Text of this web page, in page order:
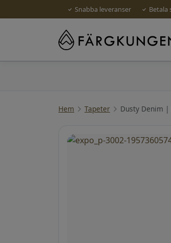
Snabba leveranser Betala
Hem Tapeter Dusty Denim